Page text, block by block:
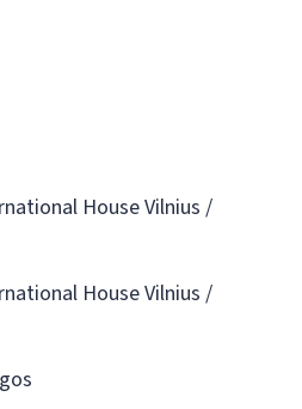
House Vilnius /
House Vilnius /